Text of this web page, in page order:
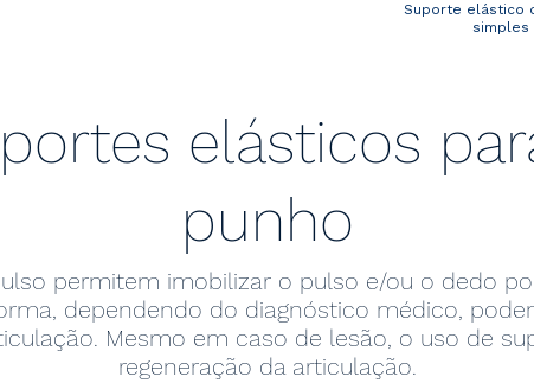
Suporte elástico
simples
elásticos
punho
permitem imobilizar o pulso e/ou o dedo
dependendo do diagnóstico médico,
Mesmo em caso de lesão, o uso de
regeneração da articulação.